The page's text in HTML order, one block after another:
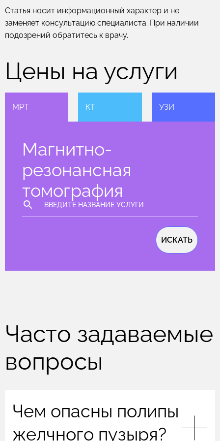
Статья носит информационный характер и не
заменяет консультацию специалиста. При наличии
подозрений обратитесь к врачу.
Цены на услуги
МРТ КТ УЗИ
Магнитно-
резонансная
томография
ИСКАТЬ
Часто задаваемые
вопросы
Чем опасны полипы
желчного пузыря?